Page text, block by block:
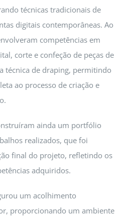
técnicas tradicionais de
digitais contemporâneas. Ao
competências em
corte e confeção de peças de
técnica de draping, permitindo
ao processo de criação e
ainda um portfólio
realizados, que foi
final do projeto, refletindo os
adquiridos.
um acolhimento
proporcionando um ambiente